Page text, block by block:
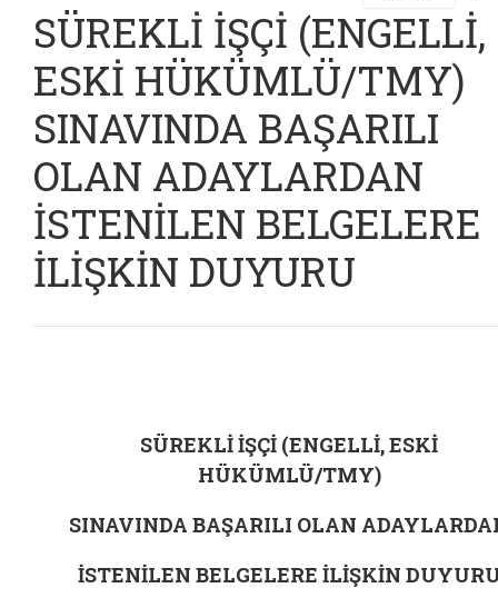
SÜREKLİ İŞÇİ (ENGELLİ,
ESKİ HÜKÜMLÜ/TMY)
SINAVINDA BAŞARILI
OLAN ADAYLARDAN
İSTENİLEN BELGELERE
İLİŞKİN DUYURU
SÜREKLİ İŞÇİ (ENGELLİ, ESKİ
HÜKÜMLÜ/TMY)
SINAVINDA BAŞARILI OLAN
İSTENİLEN BELGELERE İLİŞKİN